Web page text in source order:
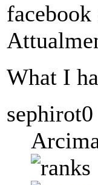
What I
sephirot0